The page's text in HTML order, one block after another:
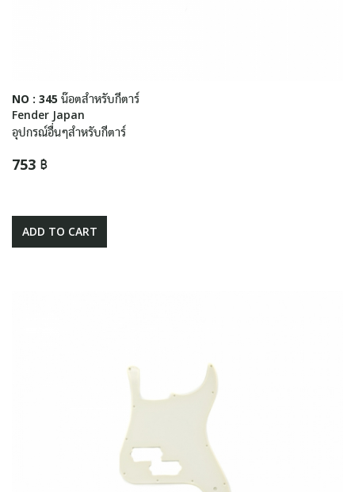
NO : 345 น๊อตสำหรับกีตาร์
Fender Japan
อุปกรณ์อื่นๆสำหรับกีตาร์
753 ฿
ADD TO CART